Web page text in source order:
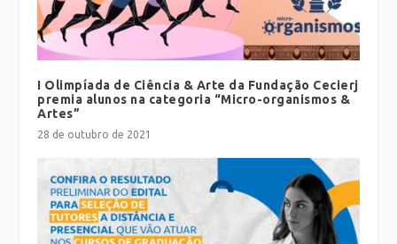
I Olimpíada de Ciência & Arte da Fundação Cecierj
premia alunos na categoria “Micro-organismos &
Artes”
28 de outubro de 2021